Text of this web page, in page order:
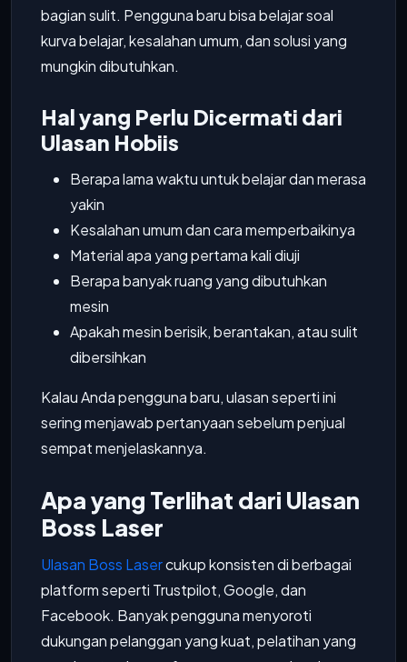
bagian sulit. Pengguna baru bisa belajar soal
kurva belajar, kesalahan umum, dan solusi yang
mungkin dibutuhkan.
Hal yang Perlu Dicermati dari
Ulasan Hobiis
Berapa lama waktu untuk belajar dan merasa
yakin
Kesalahan umum dan cara memperbaikinya
Material apa yang pertama kali diuji
Berapa banyak ruang yang dibutuhkan
mesin
Apakah mesin berisik, berantakan, atau sulit
dibersihkan
Kalau Anda pengguna baru, ulasan seperti ini
sering menjawab pertanyaan sebelum penjual
sempat menjelaskannya.
Apa yang Terlihat dari Ulasan
Boss Laser
Ulasan Boss Lasercukup konsisten di berbagai
platform seperti Trustpilot, Google, dan
Facebook. Banyak pengguna menyoroti
dukungan pelanggan yang kuat, pelatihan yang